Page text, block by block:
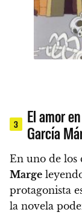
3
El amor
García
En uno de los
Marge
protagonista
la novela